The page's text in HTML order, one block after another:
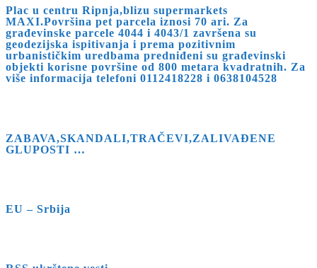
Plac u centru Ripnja,blizu supermarkets
MAXI.Površina pet parcela iznosi 70 ari. Za
građevinske parcele 4044 i 4043/1 završena su
geodezijska ispitivanja i prema pozitivnim
urbanističkim uredbama predniđeni su građevinski
objekti korisne površine od 800 metara kvadratnih. Za
više informacija telefoni 0112418228 i 0638104528
ZABAVA,SKANDALI,TRAČEVI,ZALIVAĐENE
GLUPOSTI …
EU – Srbija